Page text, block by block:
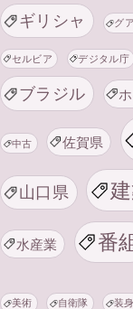
ギリシャ グ
セルビア デジタル庁
ブラジル
中古 佐賀県
山口県
水産業 番
美術 自衛隊 装